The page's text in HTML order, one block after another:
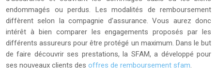
endommagés ou perdus. Les modalités de remboursement
diffèrent selon la compagnie d’assurance. Vous aurez donc
intérêt à bien comparer les engagements proposés par les
différents assureurs pour être protégé un maximum. Dans le but
de faire découvrir ses prestations, la SFAM, a développé pour
ses nouveaux clients des offres de remboursement sfam.